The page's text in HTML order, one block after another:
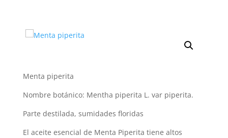
Menta piperita
Nombre botánico: Mentha piperita L. var piperita.
Parte destilada, sumidades floridas
El aceite esencial de Menta Piperita tiene altos